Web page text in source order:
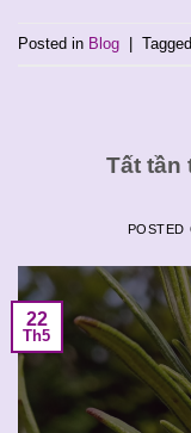
Posted in Blog | Tagged
Tất tần
22
Th5